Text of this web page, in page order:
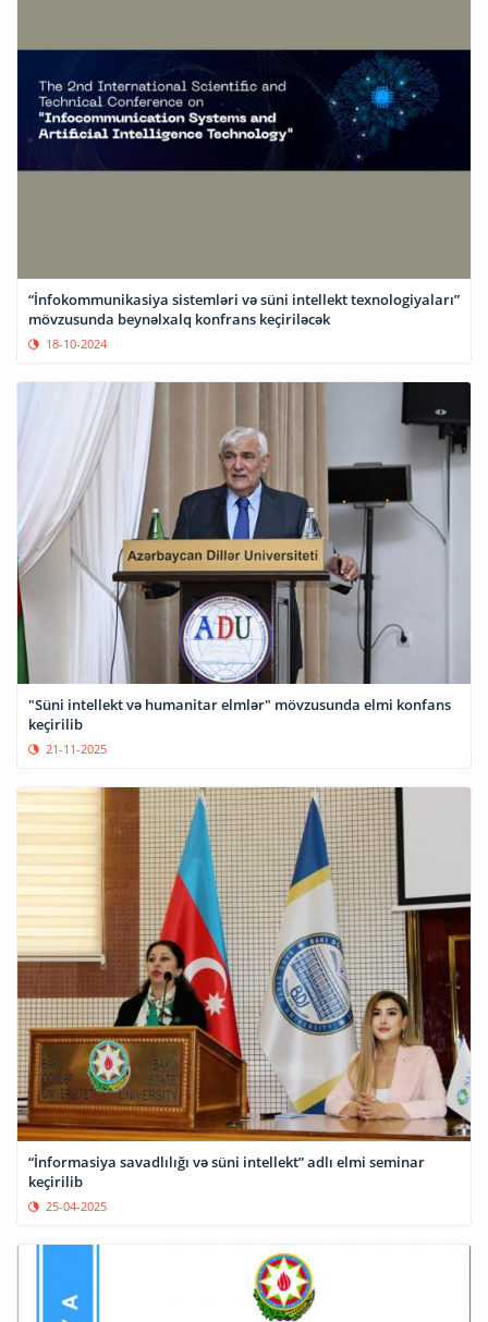
“İnfokommunikasiya sistemləri və süni intellekt texnologiyaları”
mövzusunda beynəlxalq konfrans keçiriləcək
18-10-2024
"Süni intellekt və humanitar elmlər" mövzusunda elmi konfans
keçirilib
21-11-2025
“İnformasiya savadlılığı və süni intellekt” adlı elmi seminar
keçirilib
25-04-2025